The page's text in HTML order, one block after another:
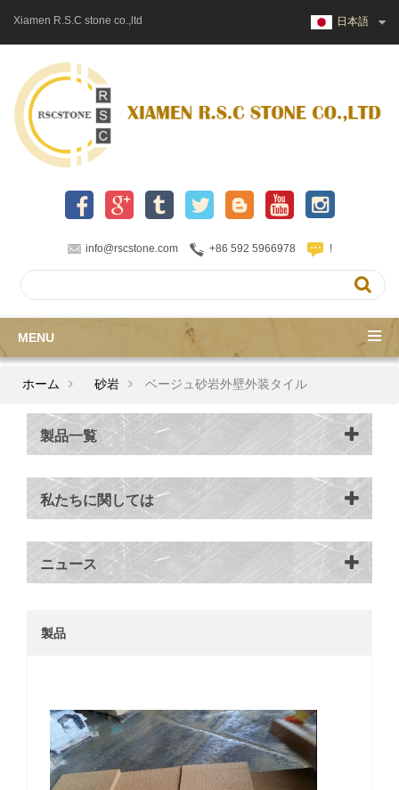
Xiamen R.S.C stone co.,ltd 日本語
info@rscstone.com +86 592 5966978 !
MENU
ホーム 砂岩 ベージュ砂岩外壁外装タイル
製品一覧
私たちに関しては
ニュース
製品